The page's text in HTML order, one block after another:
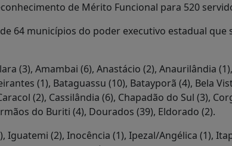
de Mérito Funcional para 520
64 municípios do poder executivo estadual
(3), Amambai (6), Anastácio (2), Anaurilândia
(1), Bataguassu (10), Batayporã (4), Bela
(2), Cassilândia (6), Chapadão do Sul (3),
do Buriti (4), Dourados (39), Eldorado (2).
Iguatemi (2), Inocência (1), Ipezal/Angélica (1),